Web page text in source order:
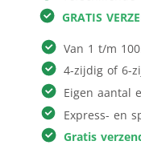
Kleding &
Interieur &
fotocadeau
Alle
GRATIS
Van 1 t/m
4-zijdig of 6-
Eigen aantal
Express- en
Gratis